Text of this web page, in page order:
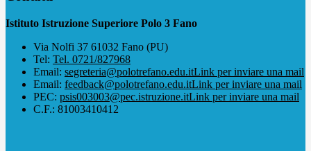
Istituto Istruzione Superiore Polo 3 Fano
Via Nolfi 37 61032 Fano (PU)
Tel: Tel. 0721/827968
Email: segreteria@polotrefano.e​du.itLink per inviare una mail
Email: feedback@polotrefano.edu.itLink per inviare una mail
PEC: psis003003@pec.istruzione.itLink per inviare una mail
C.F.: 81003410412